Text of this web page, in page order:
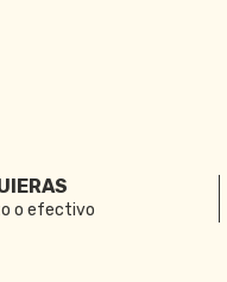
o efectivo